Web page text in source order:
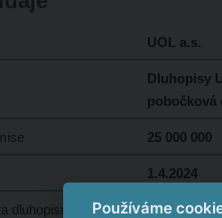
UOL a.s.
Dluhopisy
pobočková
25 000 000
1.4.2024
dluhopisu 50 000 Kč
Používáme